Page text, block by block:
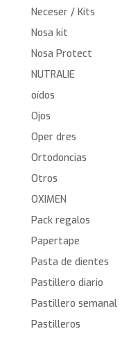
Neceser / Kits
Nosa kit
Nosa Protect
NUTRALIE
oídos
Ojos
Oper dres
Ortodoncias
Otros
OXIMEN
Pack regalos
Papertape
Pasta de dientes
Pastillero diario
Pastillero semanal
Pastilleros